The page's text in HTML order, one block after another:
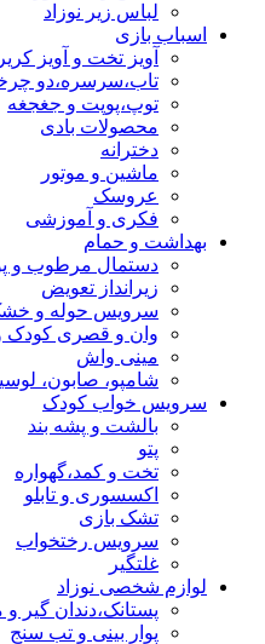
لباس زیر نوزاد
اسباب بازی
آویز تخت و آویز کریر
تاب،سرسره،دو
توپ،پوپت و جغجغه
محصولات بادی
دخترانه
ماشین و موتور
عروسک
فکری و آموزشی
بهداشت و حمام
دستمال مرطوب و
زیرانداز تعویض
سرویس حوله و
وان و قصری کودک
مینی واش
شامپو، صابون،
سرویس خواب کودک
بالشت و پشه بند
پتو
تخت و کمد،گهواره
اکسسوری و تابلو
تشک بازی
سرویس رختخواب
غلتگیر
لوازم شخصی نوزاد
پستانک،دندان گیر
پوار بینی و تب سنج